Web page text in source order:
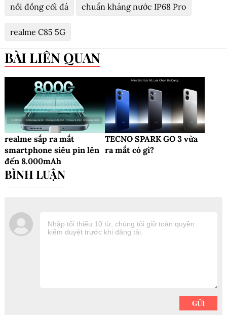
nồi đồng cối đá chuẩn kháng nước IP68 Pro
realme C85 5G
BÀI LIÊN QUAN
realme sắp ra mắt
smartphone siêu pin lên
đến 8.000mAh
TECNO SPARK GO 3 vừa
ra mắt có gì?